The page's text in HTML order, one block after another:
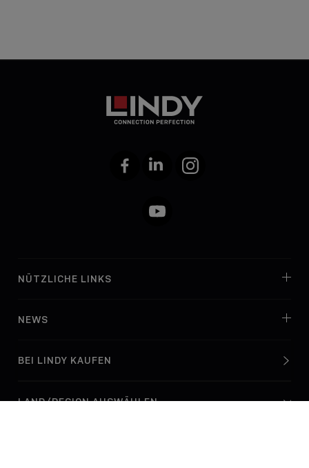
FacebookLinkedIn Instagram
YouTube
NÜTZLICHE LINKS
NEWS
BEI LINDY KAUFEN